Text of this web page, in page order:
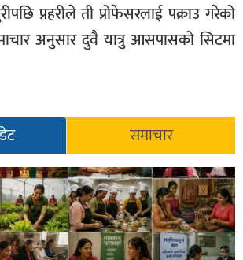
प्रहरीले ती प्रोफेसरलाई पक्राउ गरेको
अनुसार दुवै यात्रु आसपासको सिटमा
समाचार